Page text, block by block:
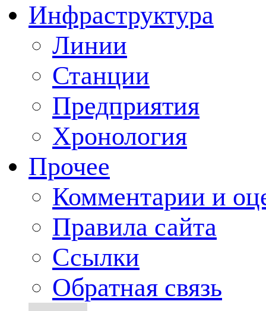
Инфраструктура
Линии
Станции
Предприятия
Хронология
Прочее
Комментарии и
Правила сайта
Ссылки
Обратная связь